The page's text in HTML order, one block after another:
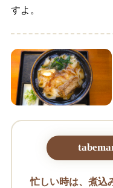
すよ。
忙しい時は、煮込